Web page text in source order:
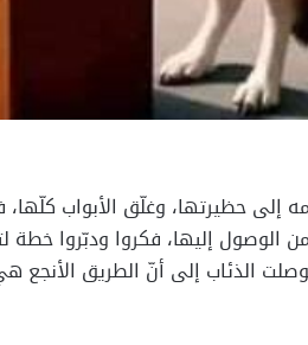
إلى حظيرتها، وغلّق الأبواب
إليها، فكروا ودبّروا خطة
الذئاب إلى أنّ الطريق الأنجع